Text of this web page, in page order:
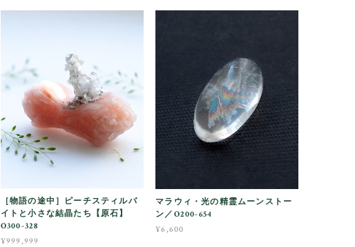
［物語の途中］ピーチスティルバ
イトと小さな結晶たち【原石】
O300-328
¥999,999
マラウィ・光の精霊ムーンストー
ン／O200-654
¥6,600